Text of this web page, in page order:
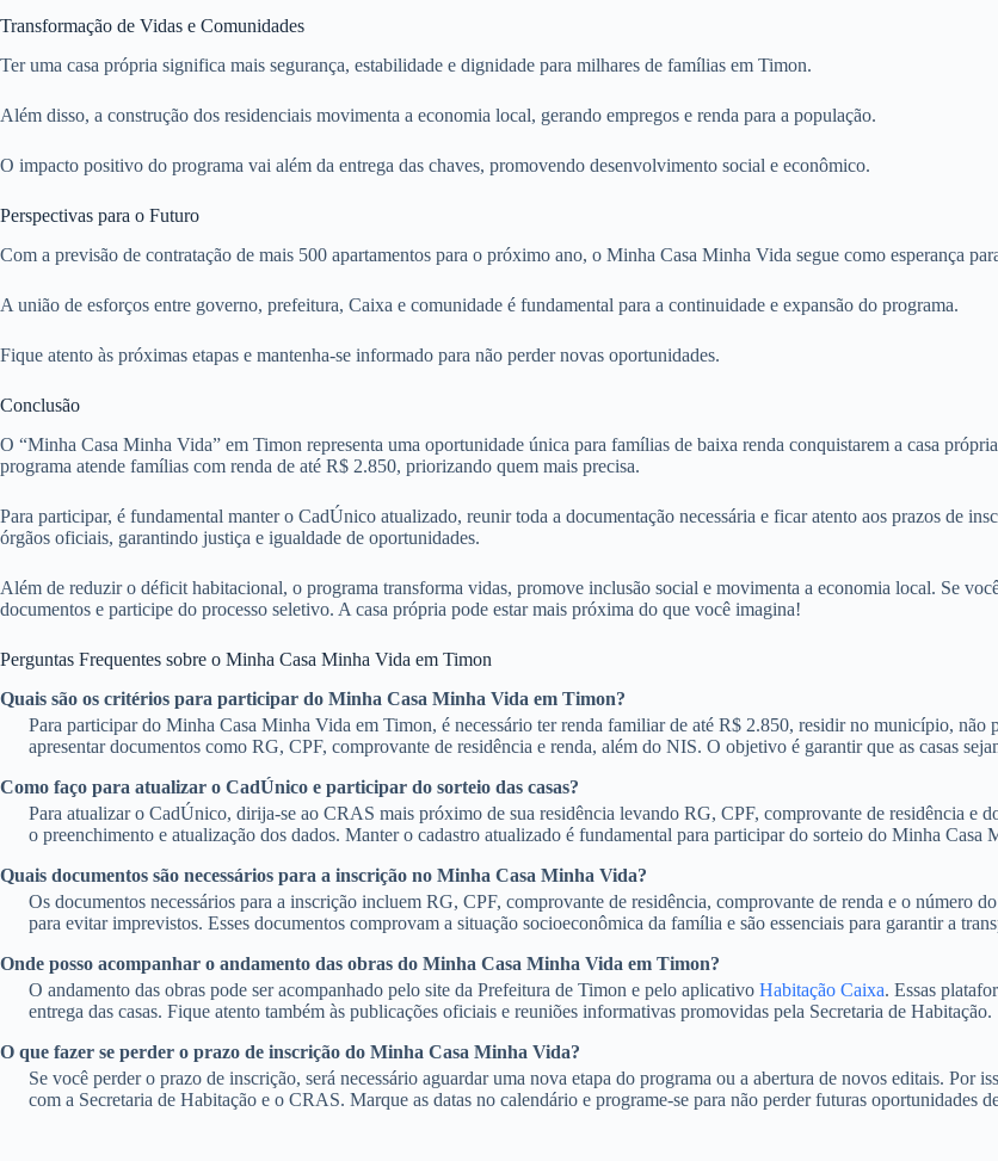
Transformação de Vidas e Comunidades
Ter uma casa própria significa mais segurança, estabilidade e dignidade para milhares de famílias em Timon.
Além disso, a construção dos residenciais movimenta a economia local, gerando empregos e renda para a população.
O impacto positivo do programa vai além da entrega das chaves, promovendo desenvolvimento social e econômico.
Perspectivas para o Futuro
Com a previsão de contratação de mais 500 apartamentos para o próximo ano, o Minha Casa Minha Vida segue como esperança
A união de esforços entre governo, prefeitura, Caixa e comunidade é fundamental para a continuidade e expansão do programa.
Fique atento às próximas etapas e mantenha-se informado para não perder novas oportunidades.
Conclusão
O “Minha Casa Minha Vida” em Timon representa uma oportunidade única para famílias de baixa renda conquistarem a casa
programa atende famílias com renda de até R$ 2.850, priorizando quem mais precisa.
Para participar, é fundamental manter o CadÚnico atualizado, reunir toda a documentação necessária e ficar atento aos prazos de
órgãos oficiais, garantindo justiça e igualdade de oportunidades.
Além de reduzir o déficit habitacional, o programa transforma vidas, promove inclusão social e movimenta a economia local. Se
documentos e participe do processo seletivo. A casa própria pode estar mais próxima do que você imagina!
Perguntas Frequentes sobre o Minha Casa Minha Vida em Timon
Quais são os critérios para participar do Minha Casa Minha Vida em Timon?
Para participar do Minha Casa Minha Vida em Timon, é necessário ter renda familiar de até R$ 2.850, residir no município,
apresentar documentos como RG, CPF, comprovante de residência e renda, além do NIS. O objetivo é garantir que as casas
Como faço para atualizar o CadÚnico e participar do sorteio das casas?
Para atualizar o CadÚnico, dirija-se ao CRAS mais próximo de sua residência levando RG, CPF, comprovante de residência e
o preenchimento e atualização dos dados. Manter o cadastro atualizado é fundamental para participar do sorteio do Minha Casa
Quais documentos são necessários para a inscrição no Minha Casa Minha Vida?
Os documentos necessários para a inscrição incluem RG, CPF, comprovante de residência, comprovante de renda e o número
para evitar imprevistos. Esses documentos comprovam a situação socioeconômica da família e são essenciais para garantir a
Onde posso acompanhar o andamento das obras do Minha Casa Minha Vida em Timon?
O andamento das obras pode ser acompanhado pelo site da Prefeitura de Timon e pelo aplicativo Habitação Caixa. Essas
entrega das casas. Fique atento também às publicações oficiais e reuniões informativas promovidas pela Secretaria de Habitação.
O que fazer se perder o prazo de inscrição do Minha Casa Minha Vida?
Se você perder o prazo de inscrição, será necessário aguardar uma nova etapa do programa ou a abertura de novos editais. Por
com a Secretaria de Habitação e o CRAS. Marque as datas no calendário e programe-se para não perder futuras oportunidades